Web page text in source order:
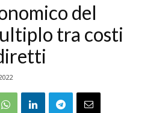
del
tra costi